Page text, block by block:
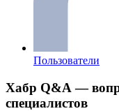
Пользователи
Хабр Q&A —
специалистов